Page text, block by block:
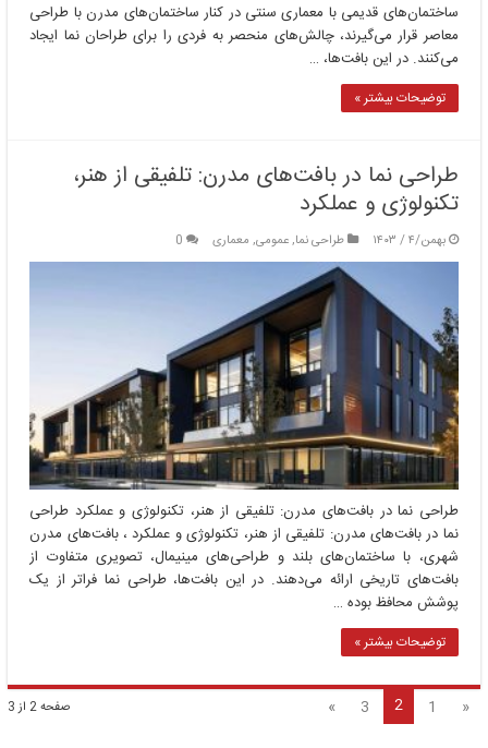
ساختمان‌های قدیمی با معماری سنتی در کنار ساختمان‌های مدرن با طراحی
معاصر قرار می‌گیرند، چالش‌های منحصر به فردی را برای طراحان نما ایجاد
می‌کنند. در این بافت‌ها، …
توضیحات بیشتر »
طراحی نما در بافت‌های مدرن: تلفیقی از هنر،
تکنولوژی و عملکرد
بهمن/۴ / ۱۴۰۳ طراحی نما,عمومی, معماری 0
طراحی نما در بافت‌های مدرن: تلفیقی از هنر، تکنولوژی و عملکرد طراحی
نما در بافت‌های مدرن: تلفیقی از هنر، تکنولوژی و عملکرد ، بافت‌های مدرن
شهری، با ساختمان‌های بلند و طراحی‌های مینیمال، تصویری متفاوت از
بافت‌های تاریخی ارائه می‌دهند. در این بافت‌ها، طراحی نما فراتر از یک
پوشش محافظ بوده …
توضیحات بیشتر »
صفحه 2 از 3 «
1
2
3
»